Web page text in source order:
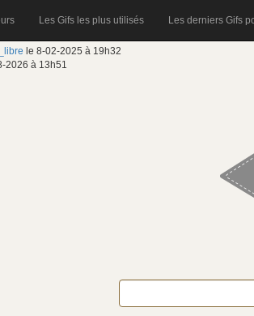
Les Gifs les plus utilisés Les derniers Gifs
le 8-02-2025 à 19h32
2026 à 13h51